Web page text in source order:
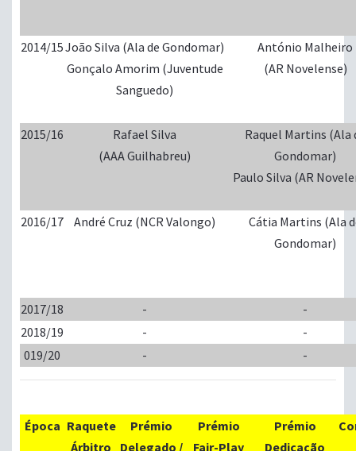
2014/15João Silva (Ala de Gondomar)
Gonçalo Amorim (Juventude
Sanguedo)
António Malheiro
(AR Novelense)
2015/16
Rafael Silva
(AAA Guilhabreu)
Raquel Martins (Ala
Gondomar)
Paulo Silva (AR
2016/17 André Cruz (NCR Valongo)
Cátia Martins (Ala
Gondomar)
2017/18 -
-
2018/19
-
-
019/20
- -
Época Raquete
Árbitro
Prémio
Delegado /
Prémio
Fair-Play
Prémio
Dedicação